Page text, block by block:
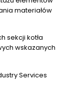
materiałów
sekcji kotła
wskazanych
Services